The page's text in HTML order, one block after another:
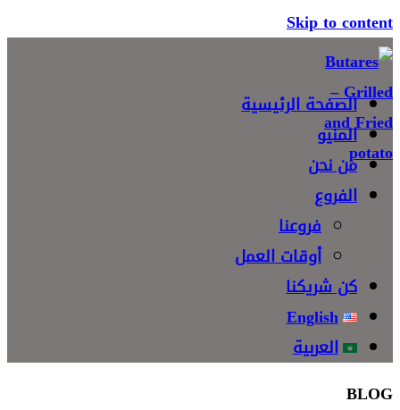
Skip to content
الصفحة الرئيسية
المنيو
من نحن
الفروع
فروعنا
أوقات العمل
كن شريكنا
English
العربية
BLOG